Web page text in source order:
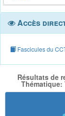
Accès
Fascicules du
Résultats de